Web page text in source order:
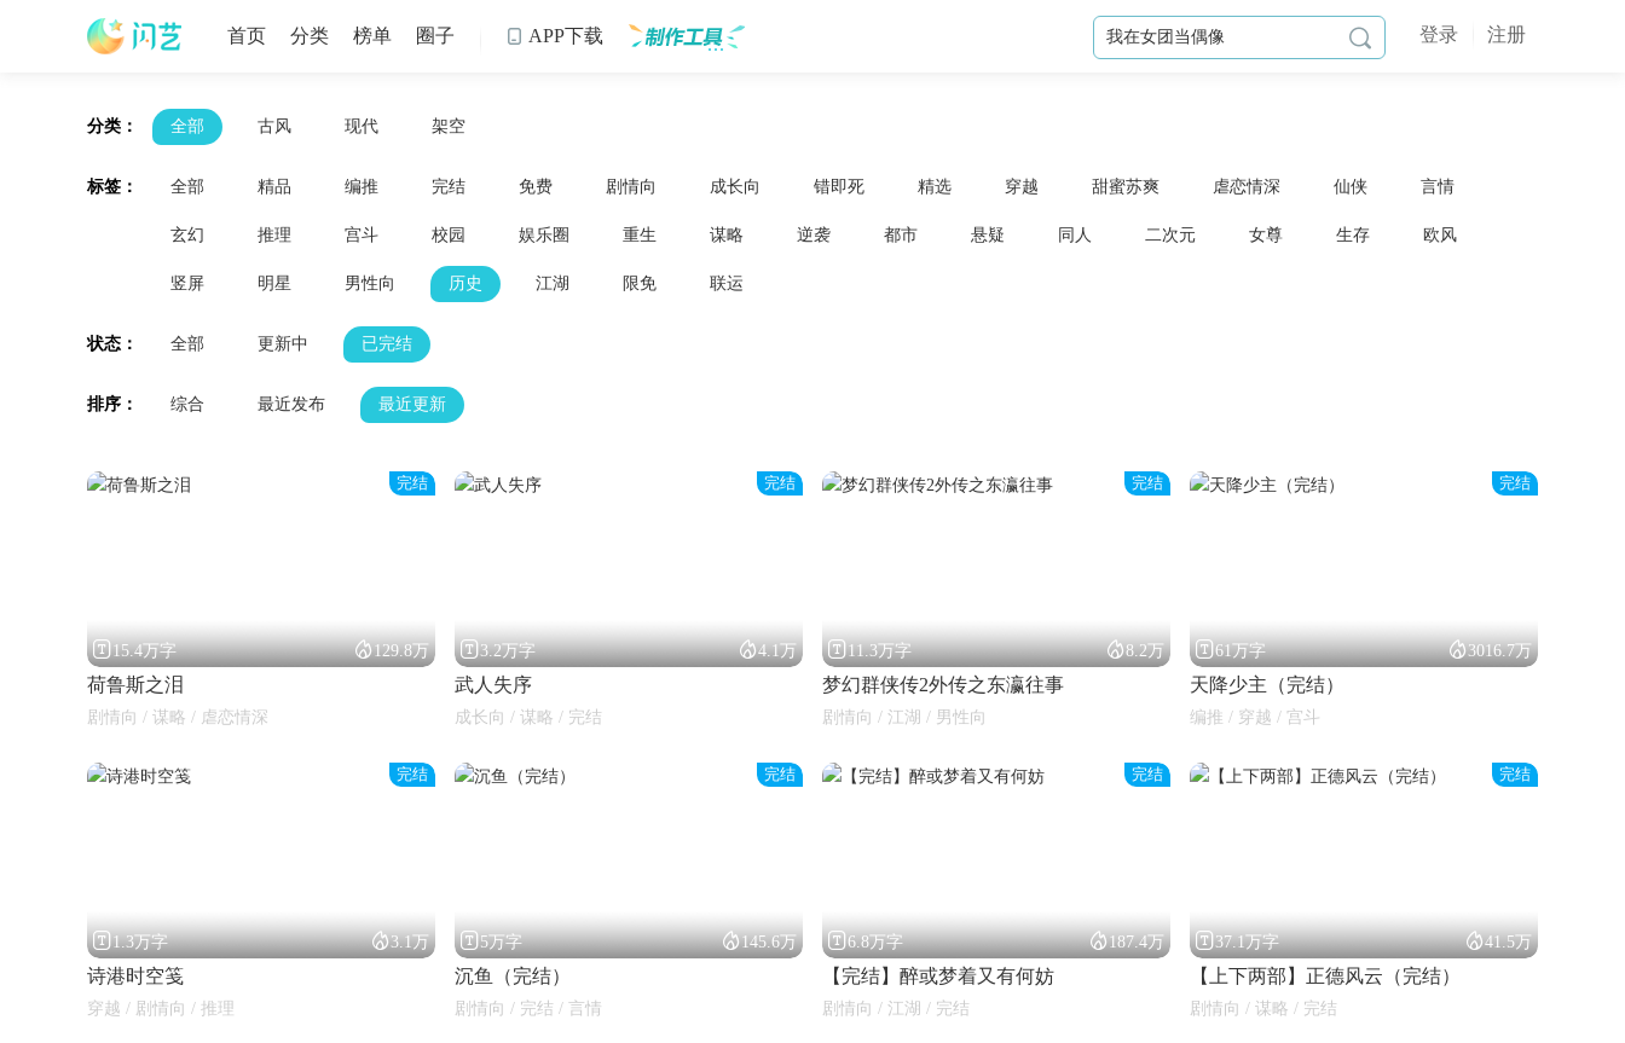
首页 分类 榜单 圈子  APP下载 登录 注册

分类： 全部 古风 现代 架空
标签： 全部 精品 编推 完结 免费 剧情向 成长向 错即死 精选 穿越 甜蜜苏爽 虐恋情深 仙侠 言情
玄幻 推理 宫斗 校园 娱乐圈 重生 谋略 逆袭 都市 悬疑 同人 二次元 女尊 生存 欧风
竖屏 明星 男性向 历史 江湖 限免 联运
状态： 全部 更新中 已完结
排序： 综合 最近发布 最近更新
完结
15.4万字 129.8万
荷鲁斯之泪
剧情向 / 谋略 / 虐恋情深
完结
3.2万字 4.1万
武人失序
成长向 / 谋略 / 完结
完结
11.3万字 8.2万
梦幻群侠传2外传之东瀛往事
剧情向 / 江湖 / 男性向
完结
61万字 3016.7万
天降少主（完结）
编推 / 穿越 / 宫斗
完结
1.3万字 3.1万
诗港时空笺
穿越 / 剧情向 / 推理
完结
5万字 145.6万
沉鱼（完结）
剧情向 / 完结 / 言情
完结
6.8万字 187.4万
【完结】醉或梦着又有何妨
剧情向 / 江湖 / 完结
完结
37.1万字 41.5万
【上下两部】正德风云（完结）
剧情向 / 谋略 / 完结